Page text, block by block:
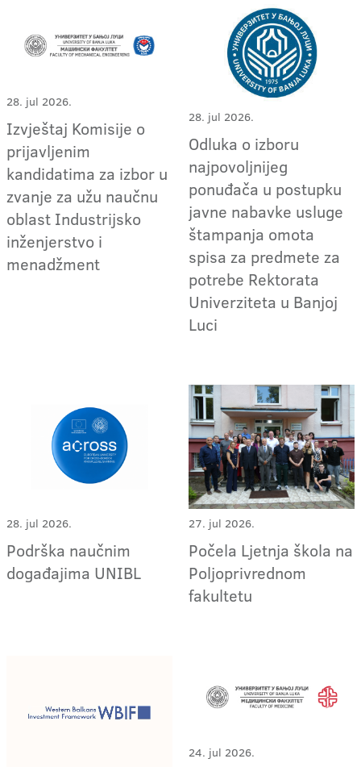
28. jul 2026.
Izvještaj Komisije o
prijavljenim
kandidatima za izbor u
zvanje za užu naučnu
oblast Industrijsko
inženjerstvo i
menadžment
28. jul 2026.
Odluka o izboru
najpovoljnijeg
ponuđača u postupku
javne nabavke usluge
štampanja omota
spisa za predmete za
potrebe Rektorata
Univerziteta u Banjoj
Luci
28. jul 2026.
Podrška naučnim
događajima UNIBL
27. jul 2026.
Počela Ljetnja škola na
Poljoprivrednom
fakultetu
24. jul 2026.